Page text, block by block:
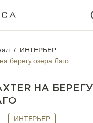
ИНТЕРЬЕР
берегу озера Лаго
НА БЕРЕГУ
ИНТЕРЬЕР